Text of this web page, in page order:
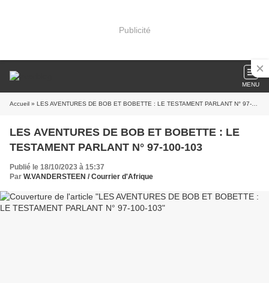
Publicité
MENU
Accueil » LES AVENTURES DE BOB ET BOBETTE : LE TESTAMENT PARLANT N° 97-100-103
LES AVENTURES DE BOB ET BOBETTE : LE
TESTAMENT PARLANT N° 97-100-103
Publié le 18/10/2023 à 15:37
Par W.VANDERSTEEN / Courrier d'Afrique